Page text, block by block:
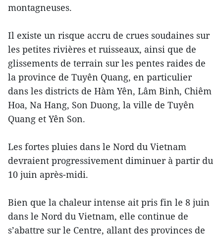
montagneuses.
Il existe un risque accru de crues soudaines sur
les petites rivières et ruisseaux, ainsi que de
glissements de terrain sur les pentes raides de
la province de Tuyên Quang, en particulier
dans les districts de Hàm Yên, Lâm Binh, Chiêm
Hoa, Na Hang, Son Duong, la ville de Tuyên
Quang et Yên Son.
Les fortes pluies dans le Nord du Vietnam
devraient progressivement diminuer à partir du
10 juin après-midi.
Bien que la chaleur intense ait pris fin le 8 juin
dans le Nord du Vietnam, elle continue de
s’abattre sur le Centre, allant des provinces de